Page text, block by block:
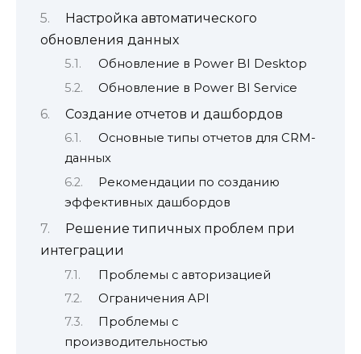
Настройка автоматического
обновления данных
Обновление в Power BI Desktop
Обновление в Power BI Service
Создание отчетов и дашбордов
Основные типы отчетов для CRM-
данных
Рекомендации по созданию
эффективных дашбордов
Решение типичных проблем при
интеграции
Проблемы с авторизацией
Ограничения API
Проблемы с
производительностью